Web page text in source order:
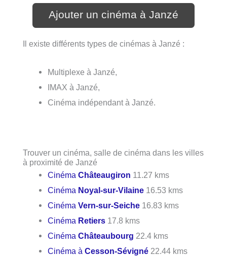
Ajouter un cinéma à Janzé
Il existe différents types de cinémas à Janzé :
Multiplexe à Janzé,
IMAX à Janzé,
Cinéma indépendant à Janzé.
Trouver un cinéma, salle de cinéma dans les villes
à proximité de Janzé
CinémaChâteaugiron 11.27 kms
Cinéma Noyal-sur-Vilaine 16.53 kms
CinémaVern-sur-Seiche 16.83 kms
Cinéma Retiers 17.8 kms
CinémaChâteaubourg 22.4 kms
Cinéma àCesson-Sévigné 22.44 kms